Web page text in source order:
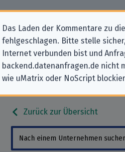
Das Laden der Kommentare zu
fehlgeschlagen. Bitte stelle
Internet verbunden bist und
backend.datenanfragen.de nicht
wie uMatrix oder NoScript
Datenschutz-
„Lotto24
Zurück zur Übersicht